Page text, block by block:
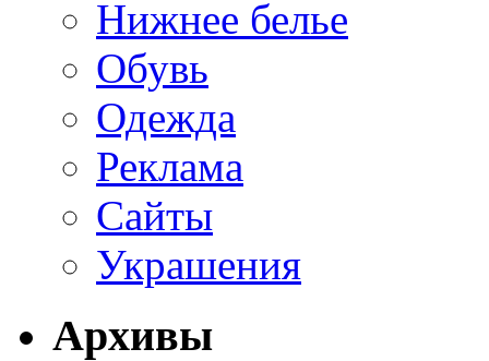
Нижнее белье
Обувь
Одежда
Реклама
Сайты
Украшения
Архивы